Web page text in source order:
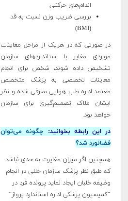
اندام‌های حرکتی
بررسی ضریب وزن نسبت به قد
(BMI)
در صورتی که در هریک از مراحل معاینات
مواردی مغایر با استانداردهای سازمان
تشخیص داده شوند، شخص برای انجام
معاینات تخصصی به پزشک متخصص
معتمد اداره طب هوایی معرفی شده و نظر
ایشان ملاک تصمیم‌گیری برای سازمان
خواهد بود.
در این رابطه بخوانید: چگونه می‌توان
فضانورد شد؟
همچنین اگر میزان مغایرت به حدی نباشد
که طبق نظر پزشک سازمان خللی در انجام
وظیفه خلبان ایجاد نماید پرونده فرد در
“کمیسیون پزشکی اداره استاندارد پرواز”